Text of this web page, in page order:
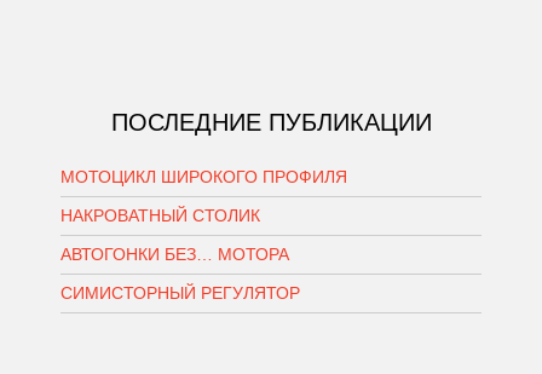
ПОСЛЕДНИЕ ПУБЛИКАЦИИ
МОТОЦИКЛ ШИРОКОГО ПРОФИЛЯ
НАКРОВАТНЫЙ СТОЛИК
АВТОГОНКИ БЕЗ… МОТОРА
СИМИСТОРНЫЙ РЕГУЛЯТОР